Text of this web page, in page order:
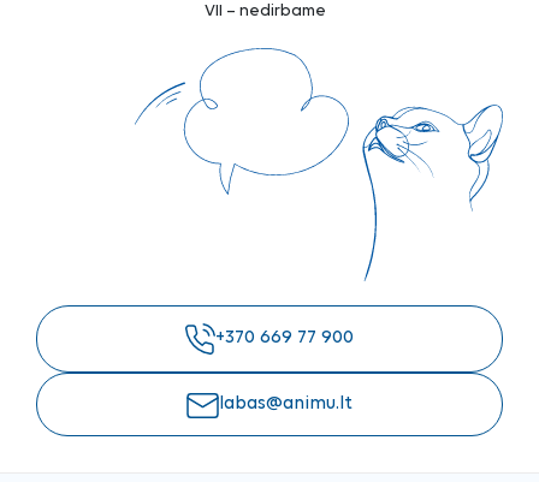
VII – nedirbame
+370 669 77 900
labas@animu.lt